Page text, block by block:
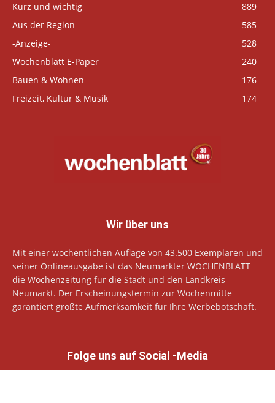
Kurz und wichtig
889
Aus der Region
585
-Anzeige-
528
Wochenblatt E-Paper
240
Bauen & Wohnen
176
Freizeit, Kultur & Musik
174
Wir über uns
Mit einer wöchentlichen Auflage von 43.500 Exemplaren und
seiner Onlineausgabe ist das Neumarkter WOCHENBLATT
die Wochenzeitung für die Stadt und den Landkreis
Neumarkt. Der Erscheinungstermin zur Wochenmitte
garantiert größte Aufmerksamkeit für Ihre Werbebotschaft.
Folge uns auf Social -Media